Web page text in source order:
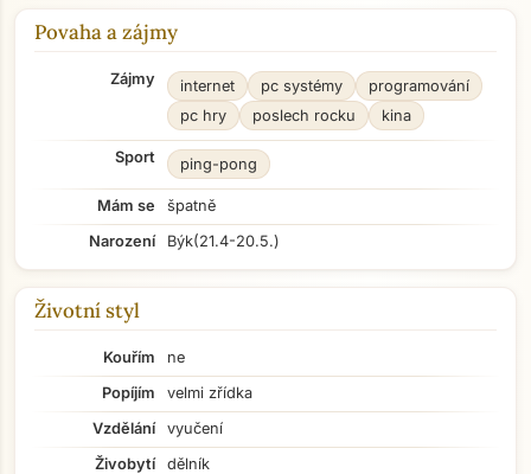
Povaha a zájmy
Zájmy internet pc systémy
programování
pc hry
poslech rocku kina
Sport ping-pong
Mám se
špatně
Narození
Býk(21.4-20.5.)
Životní styl
Kouřím
ne
Popíjím
velmi zřídka
Vzdělání
vyučení
Živobytí
dělník